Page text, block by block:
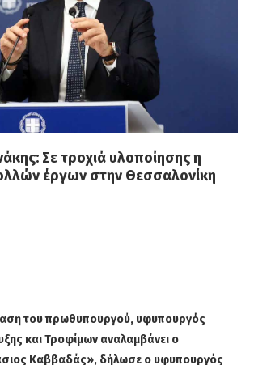
Σε τροχιά υλοποίησης η
έργων στην Θεσσαλονίκη
του πρωθυπουργού, υφυπουργός
και Τροφίμων αναλαμβάνει ο
Καββαδάς», δήλωσε ο υφυπουργός